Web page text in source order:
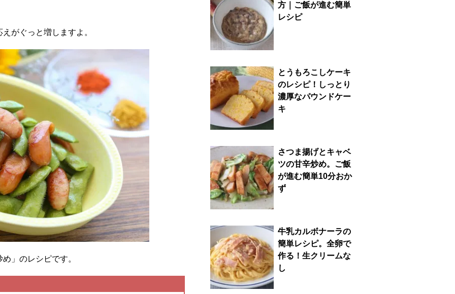
がぐっと増しますよ。
」のレシピです。
方｜ご飯が進む簡単
レシピ
とうもろこしケーキ
のレシピ！しっとり
濃厚なパウンドケー
キ
さつま揚げとキャベ
ツの甘辛炒め。ご飯
が進む簡単10分おか
ず
牛乳カルボナーラの
簡単レシピ。全卵で
作る！生クリームな
し